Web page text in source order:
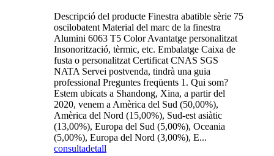
Descripció del producte Finestra abatible sèrie 75
oscilobatent Material del marc de la finestra
Alumini 6063 T5 Color Avantatge personalitzat
Insonorització, tèrmic, etc. Embalatge Caixa de
fusta o personalitzat Certificat CNAS SGS
NATA Servei postvenda, tindrà una guia
professional Preguntes freqüents 1. Qui som?
Estem ubicats a Shandong, Xina, a partir del
2020, venem a Amèrica del Sud (50,00%),
Amèrica del Nord (15,00%), Sud-est asiàtic
(13,00%), Europa del Sud (5,00%), Oceania
(5,00%), Europa del Nord (3,00%), E...
consultadetall